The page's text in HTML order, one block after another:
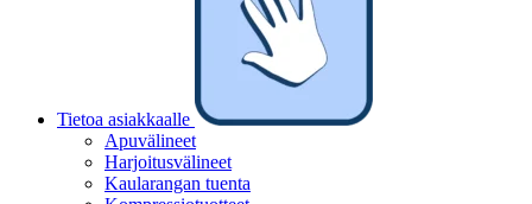
Tietoa asiakkaalle
Apuvälineet
Harjoitusvälineet
Kaularangan tuenta